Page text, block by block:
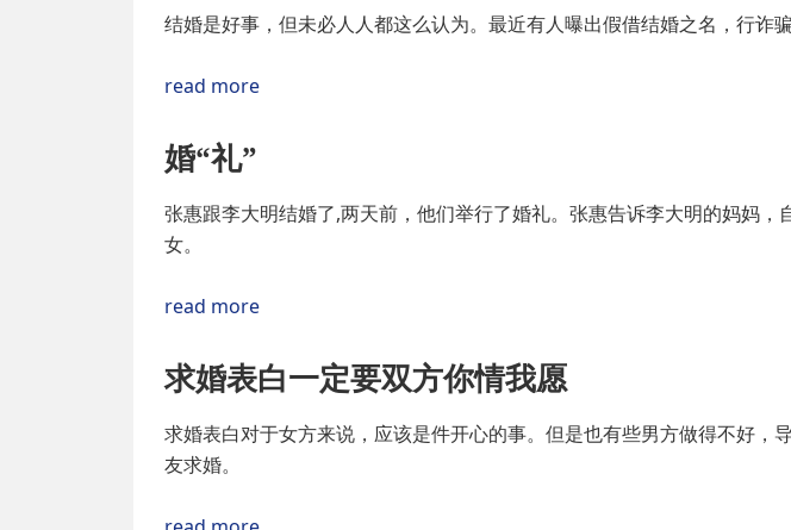
结婚是好事，但未必人人都这么认为。最近有人曝出假借结婚之名，行诈
read more
婚“礼”
张惠跟李大明结婚了,两天前，他们举行了婚礼。张惠告诉李大明的妈妈
女。
read more
求婚表白一定要双方你情我愿
求婚表白对于女方来说，应该是件开心的事。但是也有些男方做得不好
友求婚。